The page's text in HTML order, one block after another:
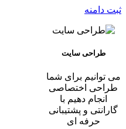
ثبت دامنه
طراحی سایت
می توانیم برای شما
طراحی اختصاصی
انجام دهیم با
گارانتی و پشتیبانی
حرفه ای